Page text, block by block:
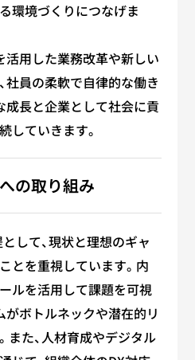
環境づくりにつなげま
活用した業務改革や新しい
社員の柔軟で自律的な働き
成長と企業として社会に貢
していきます。
の取り組み
して、現状と理想のギャ
とを重視しています。内
ルを活用して課題を可視
がボトルネックや潜在的リ
また、人材育成やデジタル